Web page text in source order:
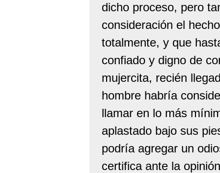
dicho proceso, pero
consideración el
totalmente, y que
confiado y digno de
mujercita, recién
hombre habría
llamar en lo más
aplastado bajo sus
podría agregar un
certifica ante la